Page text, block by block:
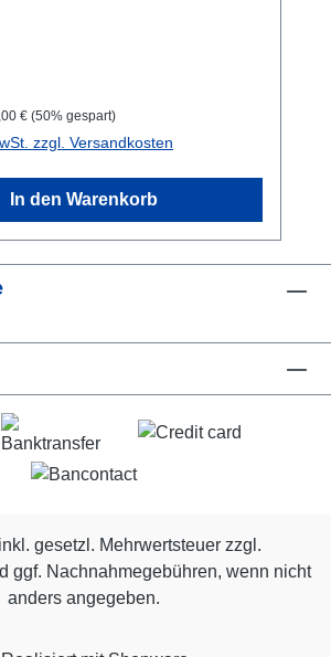
Preis:
€ (50% gespart)
zzgl. Versandkosten
In den Warenkorb
gesetzl. Mehrwertsteuer zzgl.
ggf. Nachnahmegebühren, wenn nicht
anders angegeben.